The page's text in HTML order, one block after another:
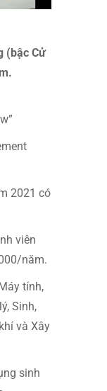
(bậc Cử
2021 có
viên
năm.
tính,
Sinh,
và Xây
sinh